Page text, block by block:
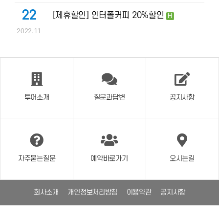
22
2022.11
[제휴할인] 인터폴커피 20%할인 H
투어소개 질문과답변 공지사항
자주묻는질문 예약바로가기 오시는길
회사소개 개인정보처리방침 이용약관 공지사항